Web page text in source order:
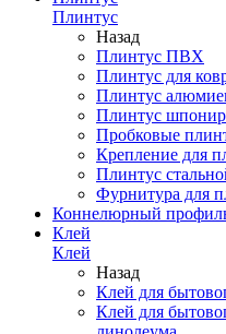
Плинтус
Назад
Плинтус ПВХ
Плинтус для
Плинтус
Плинтус
Пробковые
Крепление для
Плинтус
Фурнитура для
Коннелюрный
Клей
Клей
Назад
Клей для
Клей для